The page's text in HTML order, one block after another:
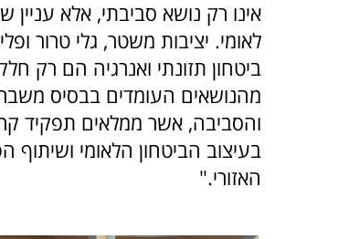
אינו רק נושא סביבתי, אלא עניין
לאומי. יציבות משטר, גלי טרור
ביטחון תזונתי ואנרגיה הם רק
מהנושאים העומדים בבסיס
והסביבה, אשר ממלאים תפקיד
בעיצוב הביטחון הלאומי ושיתוף
האזורי."